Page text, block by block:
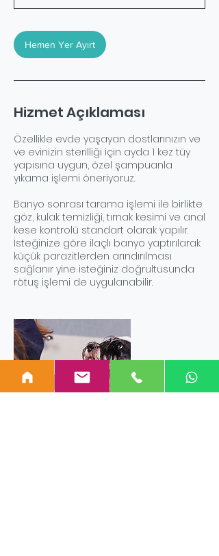
.
Hemen Yer Ayırt
Hizmet Açıklaması
Özellikle evde yaşayan dostlarınızın ve
ve evinizin sterilliği için ayda 1 kez tüy
yapısına uygun, özel şampuanla
yıkama işlemi öneriyoruz.
Banyo sonrası tarama işlemi ile birlikte
göz, kulak temizliği, tırnak kesimi ve anal
kese kontrolü standart olarak yapılır.
İsteğinize göre ilaçlı banyo yaptırılarak
küçük parazitlerden arındırılması
sağlanır yine isteğiniz doğrultusunda
rötuş işlemi de uygulanabilir.